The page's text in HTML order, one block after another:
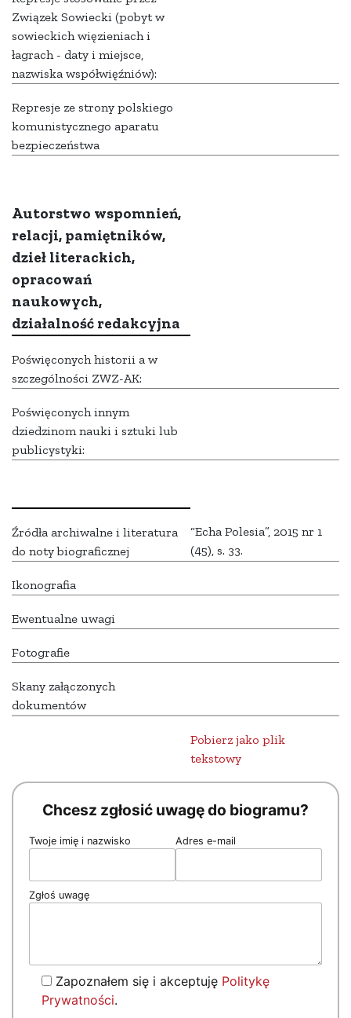
Związek Sowiecki (pobyt w
sowieckich więzieniach i
łagrach - daty i miejsce,
nazwiska współwięźniów):
Represje ze strony polskiego
komunistycznego aparatu
bezpieczeństwa
Autorstwo wspomnień,
relacji, pamiętników,
dzieł literackich,
opracowań
naukowych,
działalność redakcyjna
Poświęconych historii a w
szczególności ZWZ-AK:
Poświęconych innym
dziedzinom nauki i sztuki lub
publicystyki:
Źródła archiwalne i literatura
do noty biograficznej
“Echa Polesia”, 2015 nr 1
(45), s. 33.
Ikonografia
Ewentualne uwagi
Fotografie
Skany załączonych
dokumentów
Pobierz jako plik
tekstowy
Chcesz zgłosić uwagę do biogramu?
Twoje imię i nazwisko Adres e-mail
Zgłoś uwagę
Zapoznałem się i akceptuję Politykę
Prywatności.